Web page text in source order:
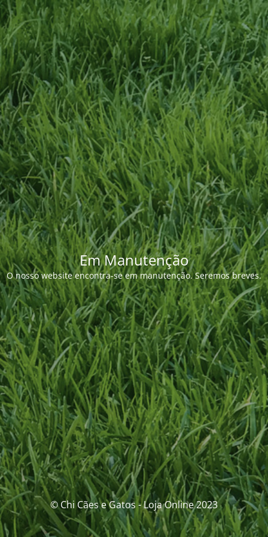
Em Manutenção
O nosso website encontra-se em manutenção. Seremos breves.
© Chi Cães e Gatos - Loja Online 2023